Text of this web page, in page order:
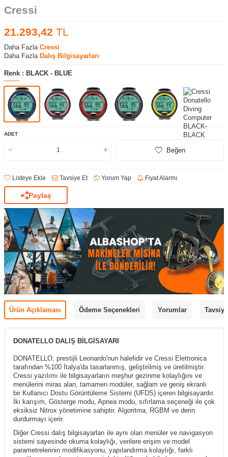
Cressi
21.293,42 TL
Daha Fazla Cressi
Daha Fazla Dalış Bilgisayarları
Renk : BLACK - BLUE
ADET
Beğen
Listeye Ekle Tavsiye Et Yorum Yap Fiyat Alarmı
Paylaş
Ürün Açıklaması Ödeme Seçenekleri Yorumlar
DONATELLO DALIŞ BİLGİSAYARI
DONATELLO, prestijli Leonardo'nun halefidir ve Cressi Elettronica
tarafından %100 İtalya'da tasarlanmış, geliştirilmiş ve üretilmiştir.
Cressi yazılımı ile bilgisayarların meşhur gezinme kolaylığını ve
menülerini miras alan, tamamen modüler, sağlam ve geniş ekranlı
bir Kullanıcı Dostu Görüntüleme Sistemi (UFDS) içeren bilgisayardır.
İki karışım, Gösterge modu, Apnea modu, sıfırlama seçeneği ile çok
eksiksiz Nitrox yönetimine sahiptir. Algoritma, RGBM ve derin
durdurmayı içerir.
Diğer Cressi dalış bilgisayarları ile aynı olan menüler ve navigasyon
sistemi sayesinde okuma kolaylığı, verilere erişim ve model
parametrelerinin modifikasyonu, yapılandırma kolaylığı, farklı